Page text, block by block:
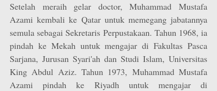
Setelah meraih gelar doctor, Muhammad Mustafa
Azami kembali ke Qatar untuk memegang jabatannya
semula sebagai Sekretaris Perpustakaan. Tahun 1968, ia
pindah ke Mekah untuk mengajar di Fakultas Pasca
Sarjana, Jurusan Syari'ah dan Studi Islam, Universitas
King Abdul Aziz. Tahun 1973, Muhammad Mustafa
Azami pindah ke Riyadh untuk mengajar di